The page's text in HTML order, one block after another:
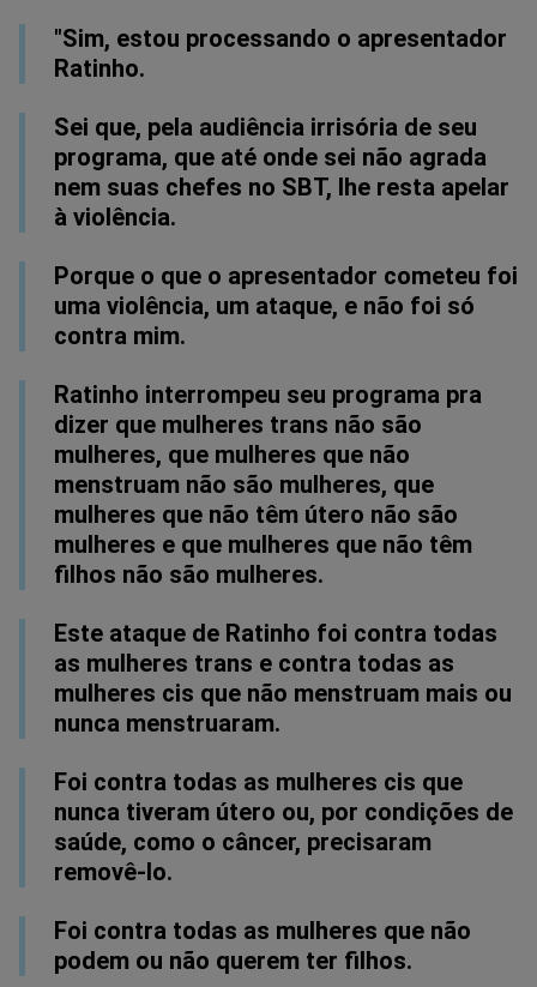
"Sim, estou processando o apresentador
Ratinho.
Sei que, pela audiência irrisória de seu
programa, que até onde sei não agrada
nem suas chefes no SBT, lhe resta apelar
à violência.
Porque o que o apresentador cometeu foi
uma violência, um ataque, e não foi só
contra mim.
Ratinho interrompeu seu programa pra
dizer que mulheres trans não são
mulheres, que mulheres que não
menstruam não são mulheres, que
mulheres que não têm útero não são
mulheres e que mulheres que não têm
filhos não são mulheres.
Este ataque de Ratinho foi contra todas
as mulheres trans e contra todas as
mulheres cis que não menstruam mais ou
nunca menstruaram.
Foi contra todas as mulheres cis que
nunca tiveram útero ou, por condições de
saúde, como o câncer, precisaram
removê-lo.
Foi contra todas as mulheres que não
podem ou não querem ter filhos.